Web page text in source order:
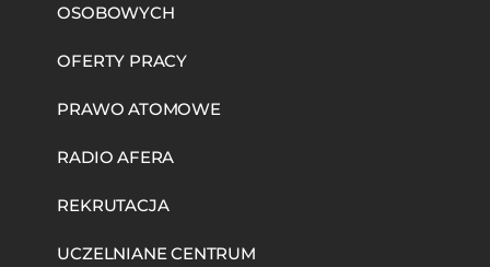
OSOBOWYCH
OFERTY PRACY
PRAWO ATOMOWE
RADIO AFERA
REKRUTACJA
UCZELNIANE CENTRUM